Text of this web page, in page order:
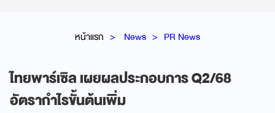
หน้าแรก News PR News
ไทยพาร์เซิล เผยผลประกอบการ Q2/68
อัตรากำไรขั้นต้นเพิ่ม